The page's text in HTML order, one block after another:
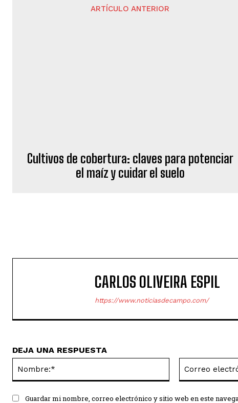
ARTÍCULO ANTERIOR
Cultivos de cobertura: claves para potenciar
el maíz y cuidar el suelo
CARLOS OLIVEIRA ESPIL
https://www.noticiasdecampo.com/
DEJA UNA RESPUESTA
Guardar mi nombre, correo electrónico y sitio web en este